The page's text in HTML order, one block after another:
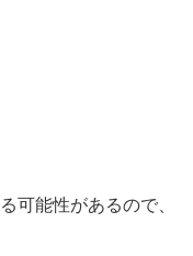
可能性があるので、